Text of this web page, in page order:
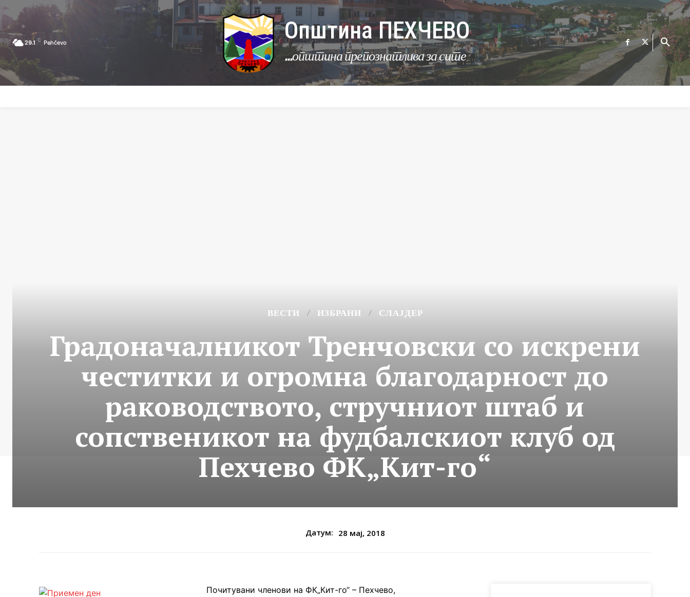
29.1 C Pehčevo Општина ПЕХЧЕВО
...општина препознатлива за сите
ВЕСТИ ИЗБРАНИ СЛАЈДЕР
Градоначалникот Тренчовски со искрени
честитки и огромна благодарност до
раководството, стручниот штаб и
сопственикот на фудбалскиот клуб од
Пехчево ФК„Кит-го“
Датум: 28 мај, 2018
Почитувани членови на ФК„Кит-го“ – Пехчево,